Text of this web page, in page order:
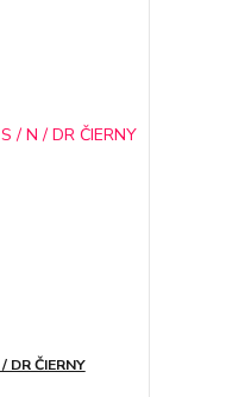
DR ČIERNY